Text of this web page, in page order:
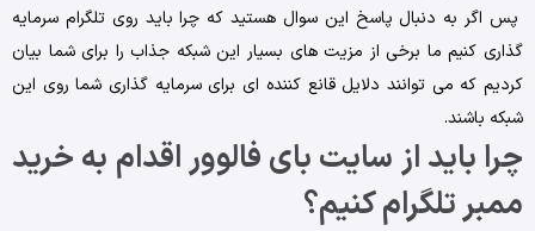
پس اگر به دنبال پاسخ این سوال هستید که چرا باید روی تلگرام سرمایه
گذاری کنیم ما برخی از مزیت های بسیار این شبکه جذاب را برای شما بیان
کردیم که می توانند دلایل قانع کننده ای برای سرمایه گذاری شما روی این
شبکه باشند.
چرا باید از سایت بای فالوور اقدام به خرید
ممبر تلگرام کنیم؟